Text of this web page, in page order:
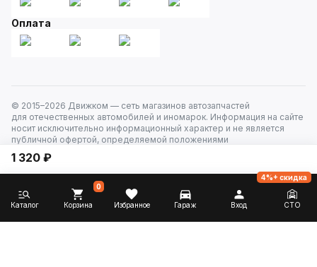
1 320 ₽
Оплата
© 2015–2026 Движком — сеть магазинов автозапчастей
для отечественных автомобилей и иномарок. Информация на сайте
носит исключительно информационный характер и не является
публичной офертой, определяемой положениями
Каталог Корзина
0
Избранное Гараж Вход СТО
4%+ скидка